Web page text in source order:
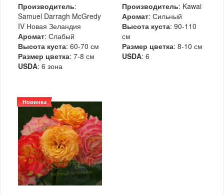
Производитель:
Samuel Darragh McGredy
IV Новая Зеландия
Аромат: Слабый
Высота куста: 60-70 см
Размер цветка: 7-8 см
USDA: 6 зона
Производитель: Kawai
Аромат: Сильный
Высота куста: 90-110
см
Размер цветка: 8-10 см
USDA: 6
Новинка